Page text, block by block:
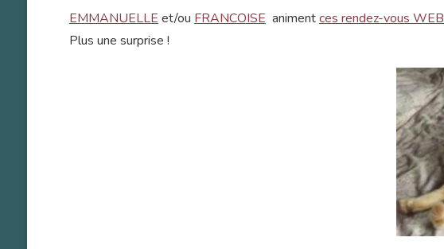
EMMANUELLE et/ou FRANCOISE animentces rendez-vous WEB
Plus une surprise !